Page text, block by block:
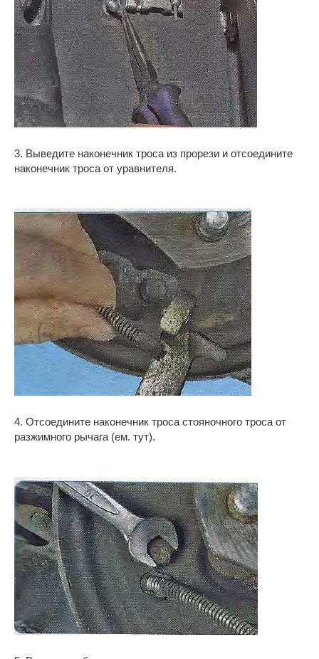
3. Выведите наконечник троса из прорези и отсоедините
наконечник троса от уравнителя.
4. Отсоедините наконечник троса стояночного троса от
разжимного рычага (ем. тут).